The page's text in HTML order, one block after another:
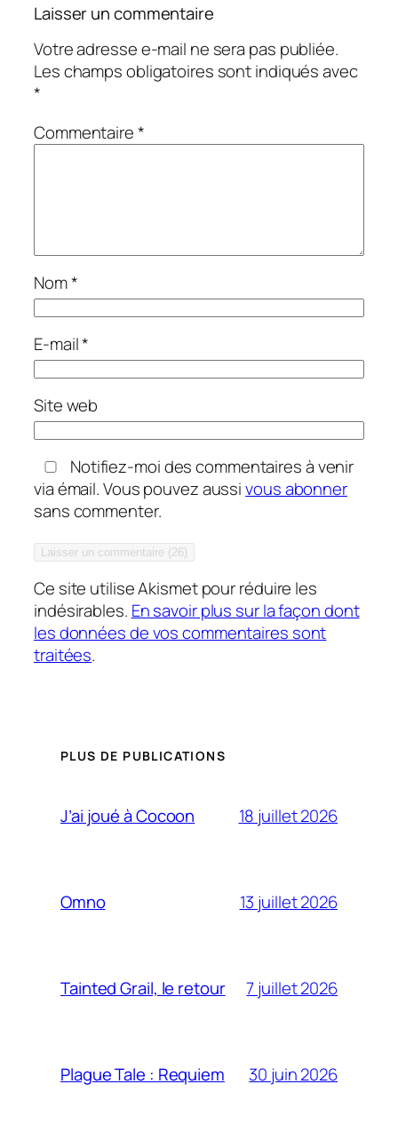
Laisser un commentaire
Votre adresse e-mail ne sera pas publiée.
Les champs obligatoires sont indiqués avec
*
Commentaire*
Nom*
E-mail*
Site web
Notifiez-moi des commentaires à venir
via émail. Vous pouvez aussivous abonner
sans commenter.
Ce site utilise Akismet pour réduire les
indésirables. En savoir plus sur la façon dont
les données de vos commentaires sont
traitées.
PLUS DE PUBLICATIONS
J’ai joué à Cocoon 18 juillet 2026
Omno 13 juillet 2026
Tainted Grail, le retour 7 juillet 2026
Plague Tale : Requiem 30 juin 2026